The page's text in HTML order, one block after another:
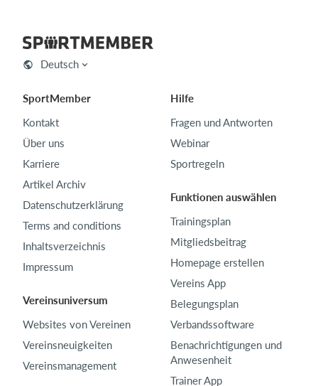
Deutsch
SportMember
Kontakt
Über uns
Karriere
Artikel Archiv
Datenschutzerklärung
Terms and conditions
Inhaltsverzeichnis
Impressum
Vereinsuniversum
Websites von Vereinen
Vereinsneuigkeiten
Vereinsmanagement
Hilfe
Fragen und Antworten
Webinar
Sportregeln
Funktionen auswählen
Trainingsplan
Mitgliedsbeitrag
Homepage erstellen
Vereins App
Belegungsplan
Verbandssoftware
Benachrichtigungen und
Anwesenheit
Trainer App